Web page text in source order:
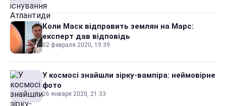
Коли Маск відправить землян на Марс:
експерт дав відповідь
02 февраля 2020, 19:39
У космосі знайшли зірку-вампіра: неймовірне
фото
26 января 2020, 21:33